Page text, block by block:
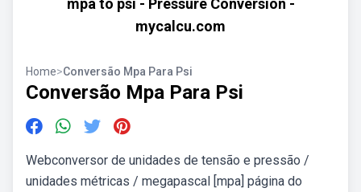
mpa to psi - Pressure Conversion -
mycalcu.com
Home>Conversão Mpa Para Psi
Conversão Mpa Para Psi
Webconversor de unidades de tensão e pressão /
unidades métricas / megapascal [mpa] página do